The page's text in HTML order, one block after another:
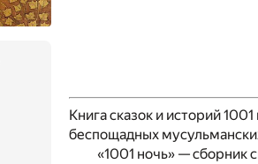
Книга сказок и историй
беспощадных
«1001 ночь» — сборник